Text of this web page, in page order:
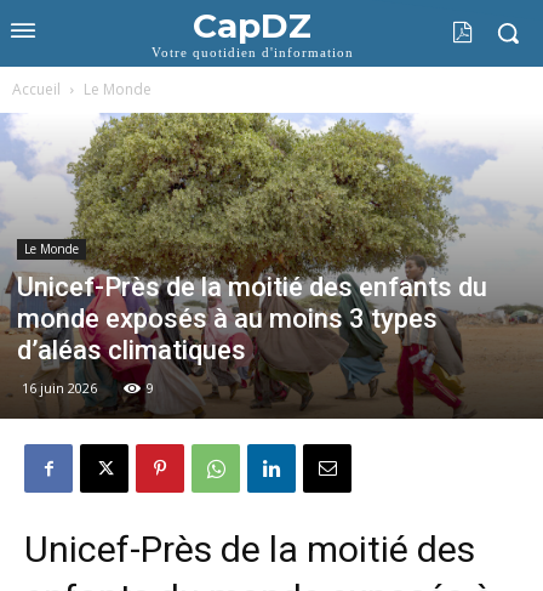
CapDZ
Votre quotidien d'information
Accueil Le Monde
Le Monde
Unicef-Près de la moitié des enfants du
monde exposés à au moins 3 types
d’aléas climatiques
16 juin 2026 9
Unicef-Près de la moitié des